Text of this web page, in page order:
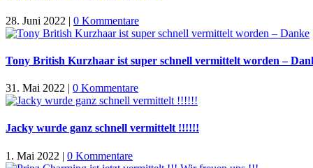
28. Juni 2022 | 0 Kommentare
Tony British Kurzhaar ist super schnell vermittelt worden –
31. Mai 2022 | 0 Kommentare
Jacky wurde ganz schnell vermittelt !!!!!!
1. Mai 2022 | 0 Kommentare